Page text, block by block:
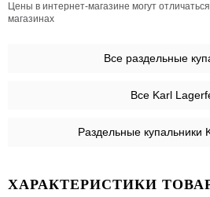
Цены в интернет-магазине могут
магазинах
Все раздельные
Все Karl
Раздельные купальники
ХАРАКТЕРИСТИКИ